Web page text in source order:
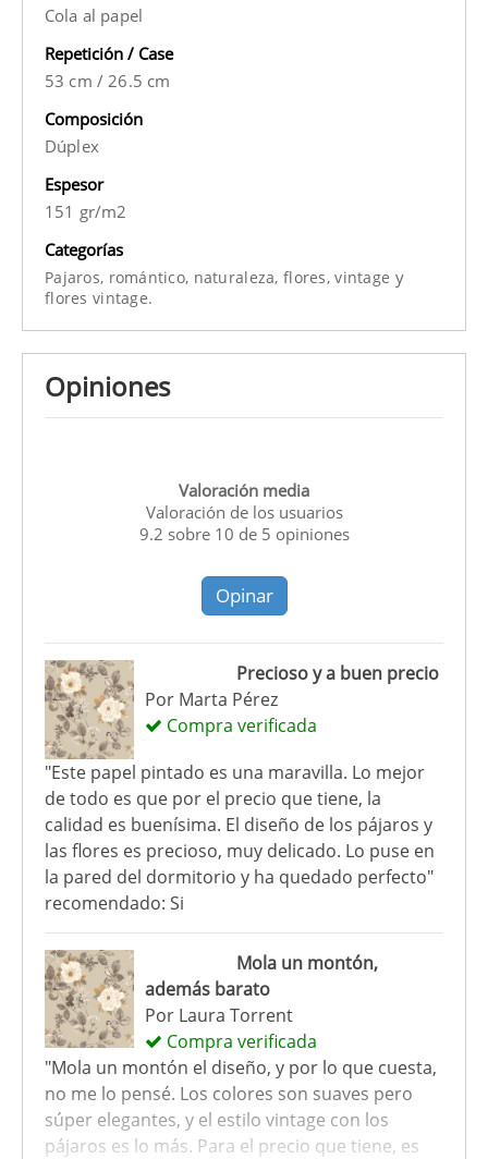
Cola al papel
Repetición / Case
53 cm / 26.5 cm
Composición
Dúplex
Espesor
151 gr/m2
Categorías
Pajaros, romántico, naturaleza, flores,vintage y
flores vintage.
Opiniones
Valoración media
Valoración de los usuarios
9.2 sobre 10 de 5 opiniones
Opinar
Precioso y a buen precio
Por Marta Pérez
Compra verificada
"Este papel pintado es una maravilla. Lo mejor
de todo es que por el precio que tiene, la
calidad es buenísima. El diseño de los pájaros y
las flores es precioso, muy delicado. Lo puse en
la pared del dormitorio y ha quedado perfecto"
recomendado: Si
Mola un montón,
además barato
Por Laura Torrent
Compra verificada
"Mola un montón el diseño, y por lo que cuesta,
no me lo pensé. Los colores son suaves pero
súper elegantes, y el estilo vintage con los
pájaros es lo más. Para el precio que tiene, es